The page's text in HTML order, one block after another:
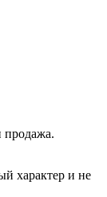
продажа.
характер и не